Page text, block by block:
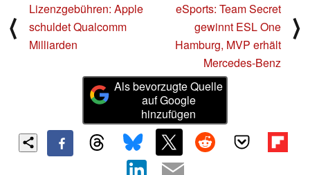
⟨
Lizenzgebühren: Apple
schuldet Qualcomm
Milliarden
eSports: Team Secret
gewinnt ESL One
Hamburg, MVP erhält
Mercedes-Benz
⟩
Als bevorzugte Quelle
auf Google
hinzufügen